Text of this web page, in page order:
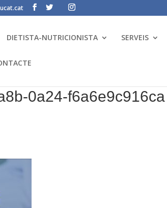
DIETISTA-NUTRICIONISTA SERVEIS
0a24-f6a6e9c916ca